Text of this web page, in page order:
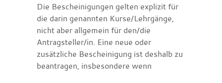
Die Bescheinigungen gelten explizit für
die darin genannten Kurse/Lehrgänge,
nicht aber allgemein für den/die
Antragsteller/in. Eine neue oder
zusätzliche Bescheinigung ist deshalb zu
beantragen, insbesondere wenn